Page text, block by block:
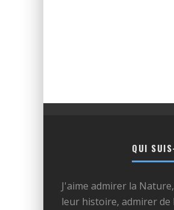
QUI
J'aime admirer la
leur histoire, admirer de